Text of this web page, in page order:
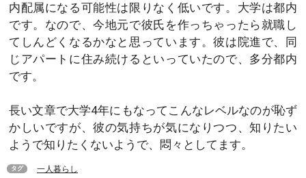
内配属になる可能性は限りなく低いです。大学は都内
です。なので、今地元で彼氏を作っちゃったら就職し
てしんどくなるかなと思っています。彼は院進で、同
じアパートに住み続けるといっていたので、多分都内
です。
長い文章で大学4年にもなってこんなレベルなのが恥ず
かしいですが、彼の気持ちが気になりつつ、知りたい
ようで知りたくないようで、悶々としてます。
タグ 一人暮らし